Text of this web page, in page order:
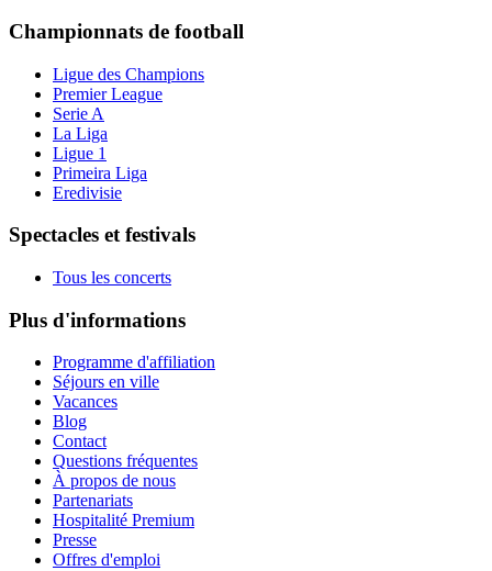
Championnats de football
Ligue des Champions
Premier League
Serie A
La Liga
Ligue 1
Primeira Liga
Eredivisie
Spectacles et festivals
Tous les concerts
Plus d'informations
Programme d'affiliation
Séjours en ville
Vacances
Blog
Contact
Questions fréquentes
À propos de nous
Partenariats
Hospitalité Premium
Presse
Offres d'emploi